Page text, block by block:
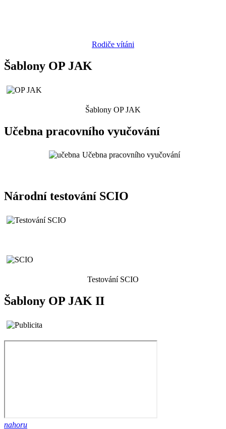
Rodiče vítáni
Šablony OP JAK
Šablony OP JAK
Učebna pracovního vyučování
Učebna pracovního vyučování
Národní testování SCIO
Testování SCIO
Šablony OP JAK II
nahoru